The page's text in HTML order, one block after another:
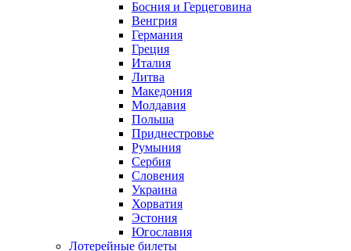
Босния и Герцеговина
Венгрия
Германия
Греция
Италия
Литва
Македония
Молдавия
Польша
Приднестровье
Румыния
Сербия
Словения
Украина
Хорватия
Эстония
Югославия
Лотерейные билеты